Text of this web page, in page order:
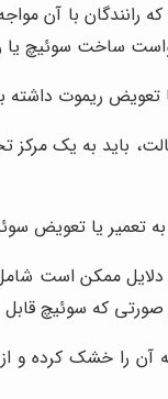
با آن
ساخت سوئیچ یا
تعویض ریموت داشته
باید به یک
تعمیر یا تعویض
ممکن است
که سوئیچ
آن را خشک کرده